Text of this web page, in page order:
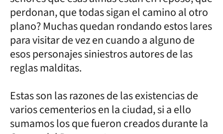
perdonan, que todas sigan el camino al otro
plano? Muchas quedan rondando estos lares
para visitar de vez en cuando a alguno de
esos personajes siniestros autores de las
reglas malditas.
Estas son las razones de las existencias de
varios cementerios en la ciudad, si a ello
sumamos los que fueron creados durante la